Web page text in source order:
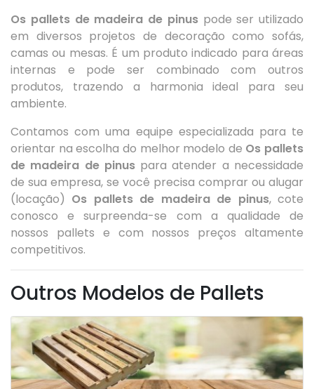
Os pallets de madeira de pinuspode ser utilizado
em diversos projetos de decoração como sofás,
camas ou mesas. É um produto indicado para áreas
internas e pode ser combinado com outros
produtos, trazendo a harmonia ideal para seu
ambiente.
Contamos com uma equipe especializada para te
orientar na escolha do melhor modelo de Os pallets
de madeira de pinuspara atender a necessidade
de sua empresa, se você precisa comprar ou alugar
(locação) Os pallets de madeira de pinus, cote
conosco e surpreenda-se com a qualidade de
nossos pallets e com nossos preços altamente
competitivos.
Outros Modelos de Pallets